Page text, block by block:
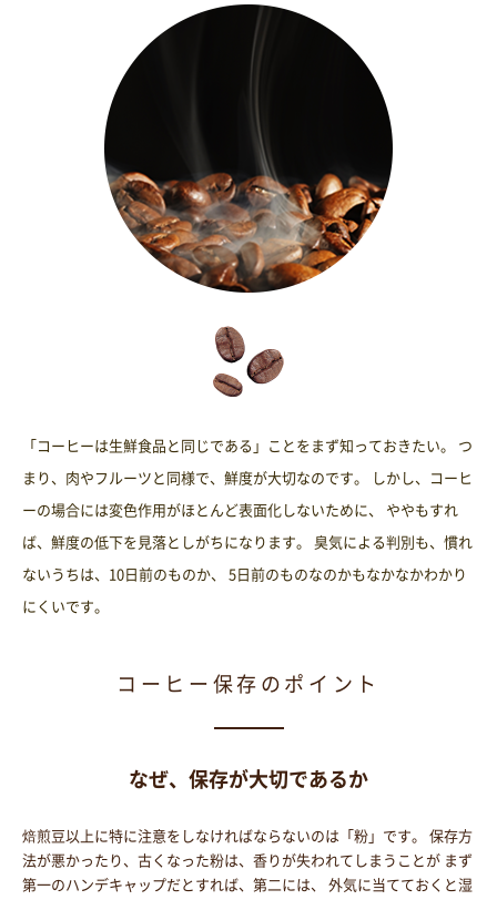
「コーヒーは生鮮食品と同じである」ことをまず知っておきたい。 つ
まり、肉やフルーツと同様で、鮮度が大切なのです。 しかし、コーヒ
ーの場合には変色作用がほとんど表面化しないために、 ややもすれ
ば、鮮度の低下を見落としがちになります。 臭気による判別も、慣れ
ないうちは、10日前のものか、 5日前のものなのかもなかなかわかり
にくいです。
コーヒー保存のポイント
なぜ、保存が大切であるか
焙煎豆以上に特に注意をしなければならないのは「粉」です。 保存方
法が悪かったり、古くなった粉は、香りが失われてしまうことが まず
第一のハンデキャップだとすれば、第二には、 外気に当てておくと湿